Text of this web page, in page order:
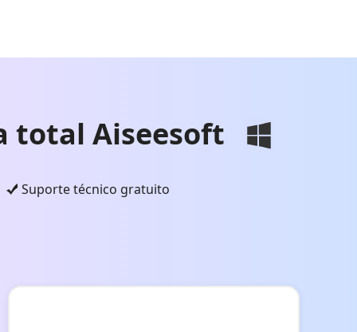
total Aiseesoft
Suporte técnico gratuito